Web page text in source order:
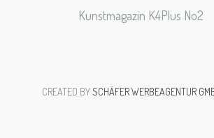
Kunstmagazin K4Plus No2
CREATED BY SCHÄFER WERBEAGENTUR